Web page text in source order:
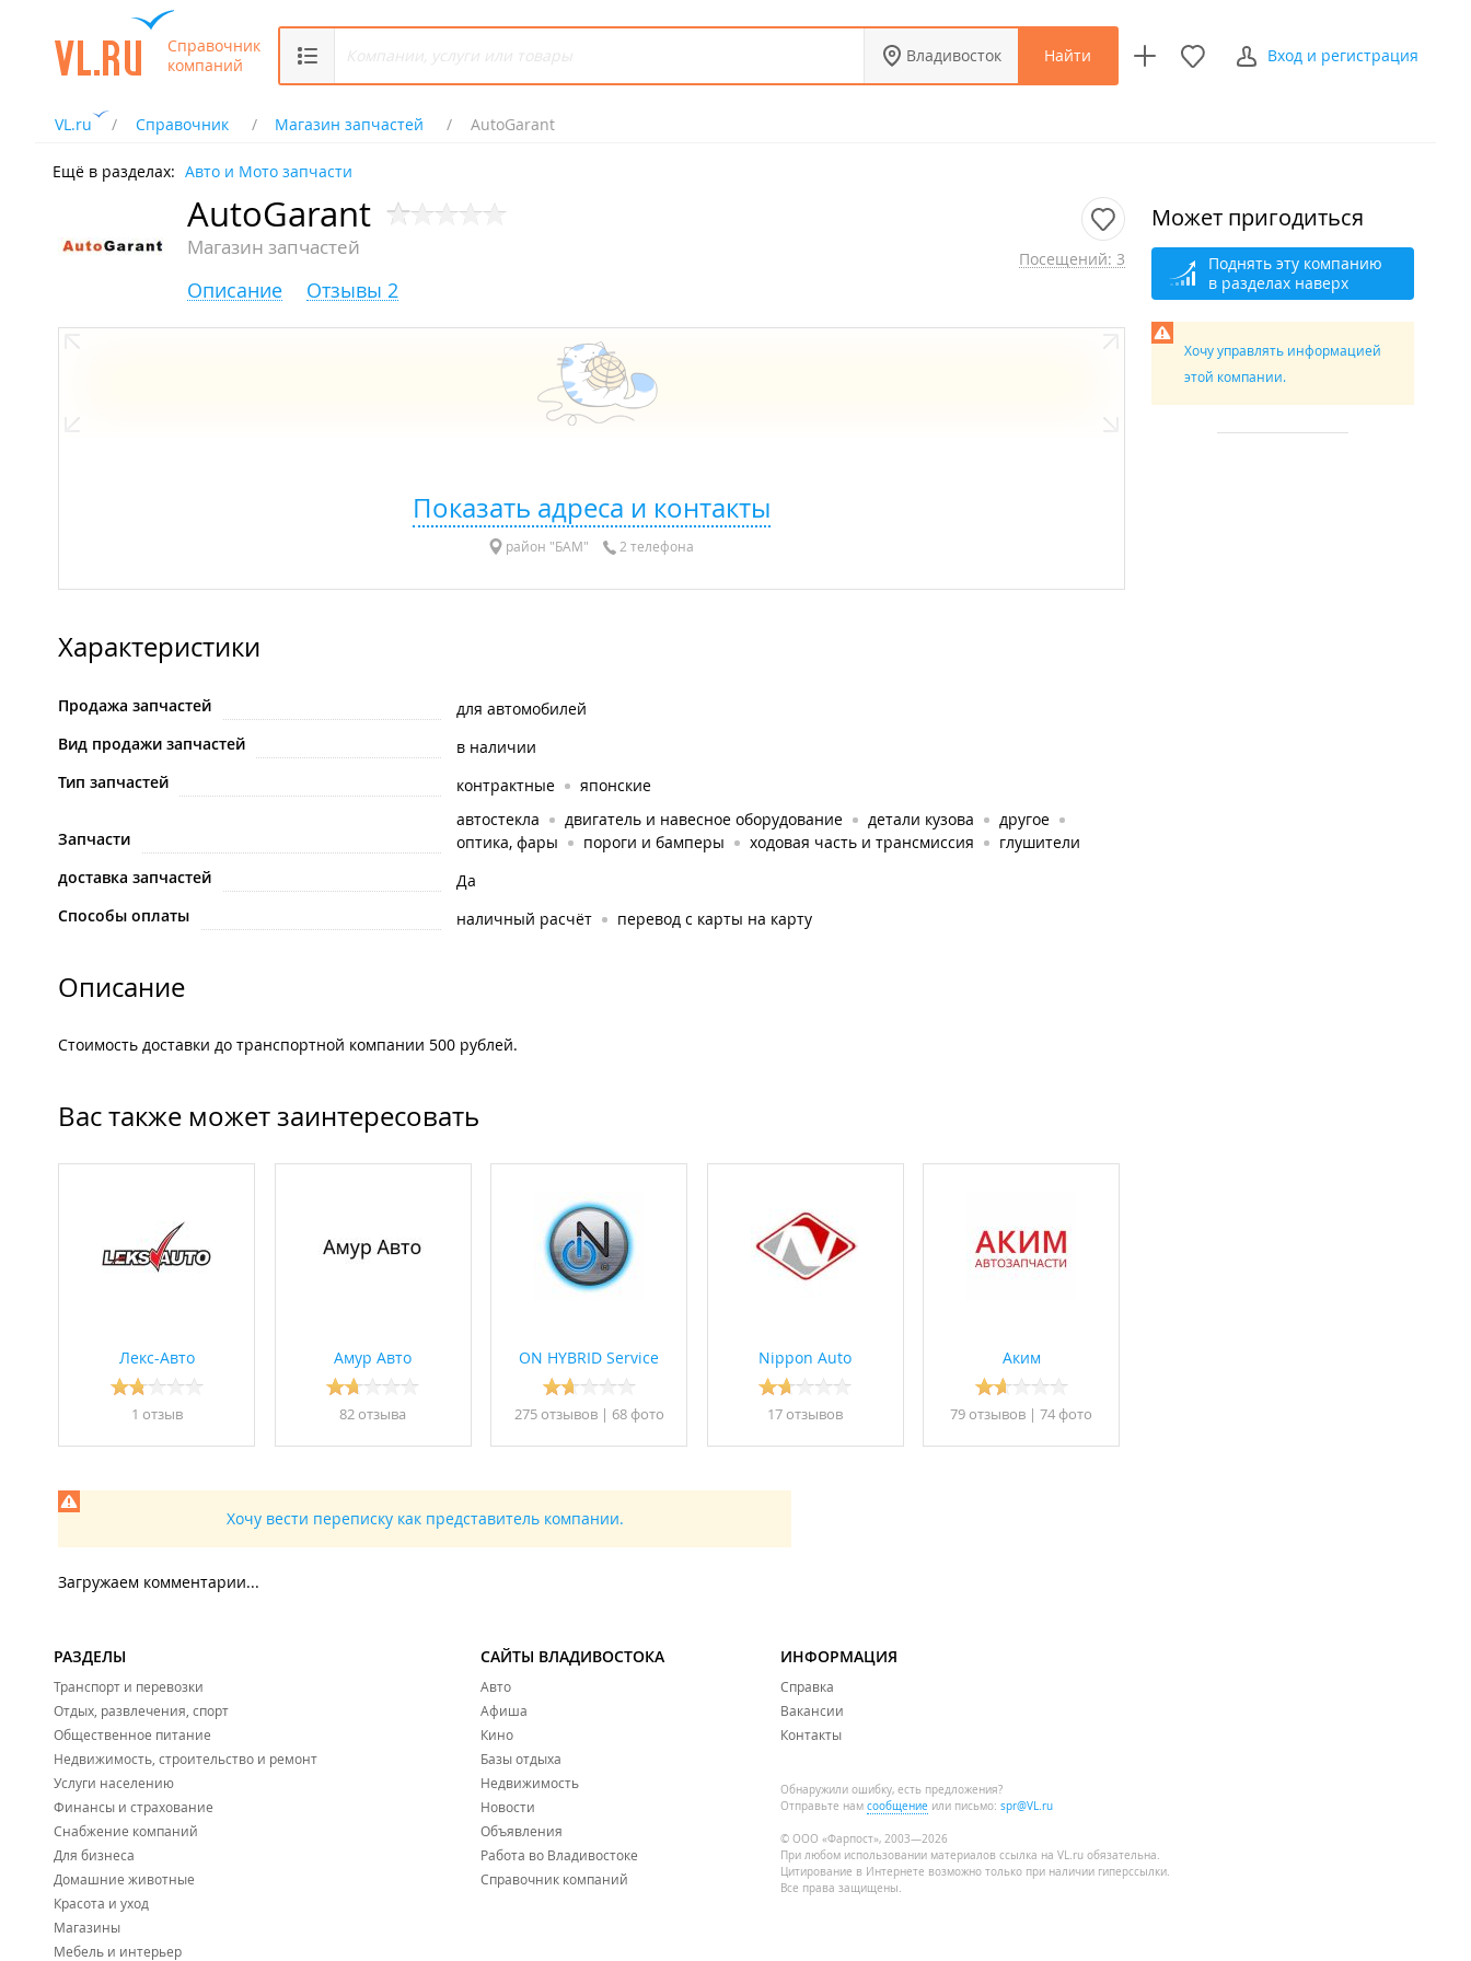
Справочник
компаний
Владивосток Найти Вход и регистрация
VL.ru Справочник Магазин запчастей AutoGarant
Ещё в разделах: Авто и Мото запчасти
AutoGarant
Магазин запчастей Посещений: 3
Описание Отзывы 2
Показать адреса и контакты
район "БАМ" 2 телефона
Характеристики
Продажа запчастей
для автомобилей
Вид продажи запчастей
в наличии
Тип запчастей
контрактные японские
Запчасти
автостекла двигатель и навесное оборудование детали кузова
другое
оптика, фары
пороги и бамперы ходовая часть и трансмиссия
глушители
доставка запчастей
Да
Способы оплаты
наличный расчёт перевод с карты на карту
Описание
Стоимость доставки до транспортной компании 500 рублей.
Вас также может заинтересовать
Лекс-Авто
1 отзыв
Амур Авто
82 отзывa
ON HYBRID Service
275 отзывов| 68 фото
Nippon Auto
17 отзывов
Аким
79 отзывов | 74 фото
Хочу вести переписку как представитель компании.
Загружаем комментарии...
Может пригодиться
Поднять эту компанию
в разделах наверх
Хочу управлять информацией
этой компании.
РАЗДЕЛЫ
Транспорт и перевозки
Отдых, развлечения, спорт
Общественное питание
Недвижимость, строительство и ремонт
Услуги населению
Финансы и страхование
Снабжение компаний
Для бизнеса
Домашние животные
Красота и уход
Магазины
Мебель и интерьер
САЙТЫ ВЛАДИВОСТОКА
Авто
Афиша
Кино
Базы отдыха
Недвижимость
Новости
Объявления
Работа во Владивостоке
Справочник компаний
ИНФОРМАЦИЯ
Справка
Вакансии
Контакты
Обнаружили ошибку, есть предложения?
Отправьте нам сообщение или письмо: spr@VL.ru
© ООО «Фарпост», 2003—2026
При любом использовании материалов ссылка на VL.ru обязательна.
Цитирование в Интернете возможно только при наличии гиперссылки.
Все права защищены.